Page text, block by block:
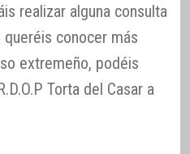
realizar alguna consulta
conocer más
extremeño, podéis
Torta del Casar a